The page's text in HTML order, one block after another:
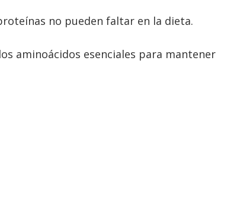
no pueden faltar en la dieta.
aminoácidos esenciales para mantener